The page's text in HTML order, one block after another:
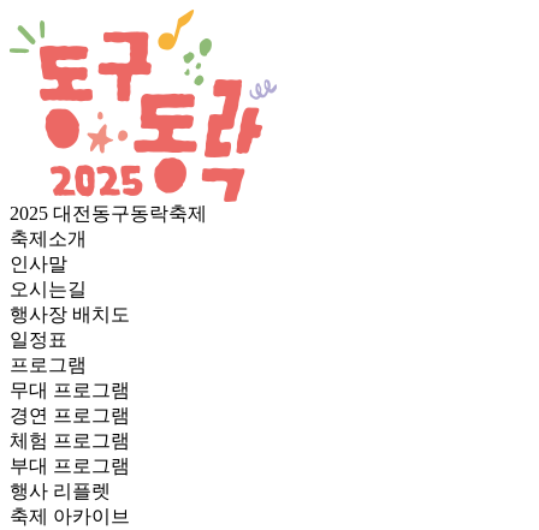
2025 대전동구동락축제
축제소개
인사말
오시는길
행사장 배치도
일정표
프로그램
무대 프로그램
경연 프로그램
체험 프로그램
부대 프로그램
행사 리플렛
축제 아카이브